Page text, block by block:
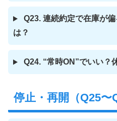
Q23. 連続約定で在庫が
は？
Q24. “常時ON”でいい？
停止・再開（Q25〜